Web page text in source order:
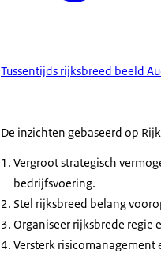
Tussentijds rijksbreed beeld
De inzichten gebaseerd op
Vergroot strategisch
bedrijfsvoering.
Stel rijksbreed belang
Organiseer rijksbrede
Versterk risicomanagement